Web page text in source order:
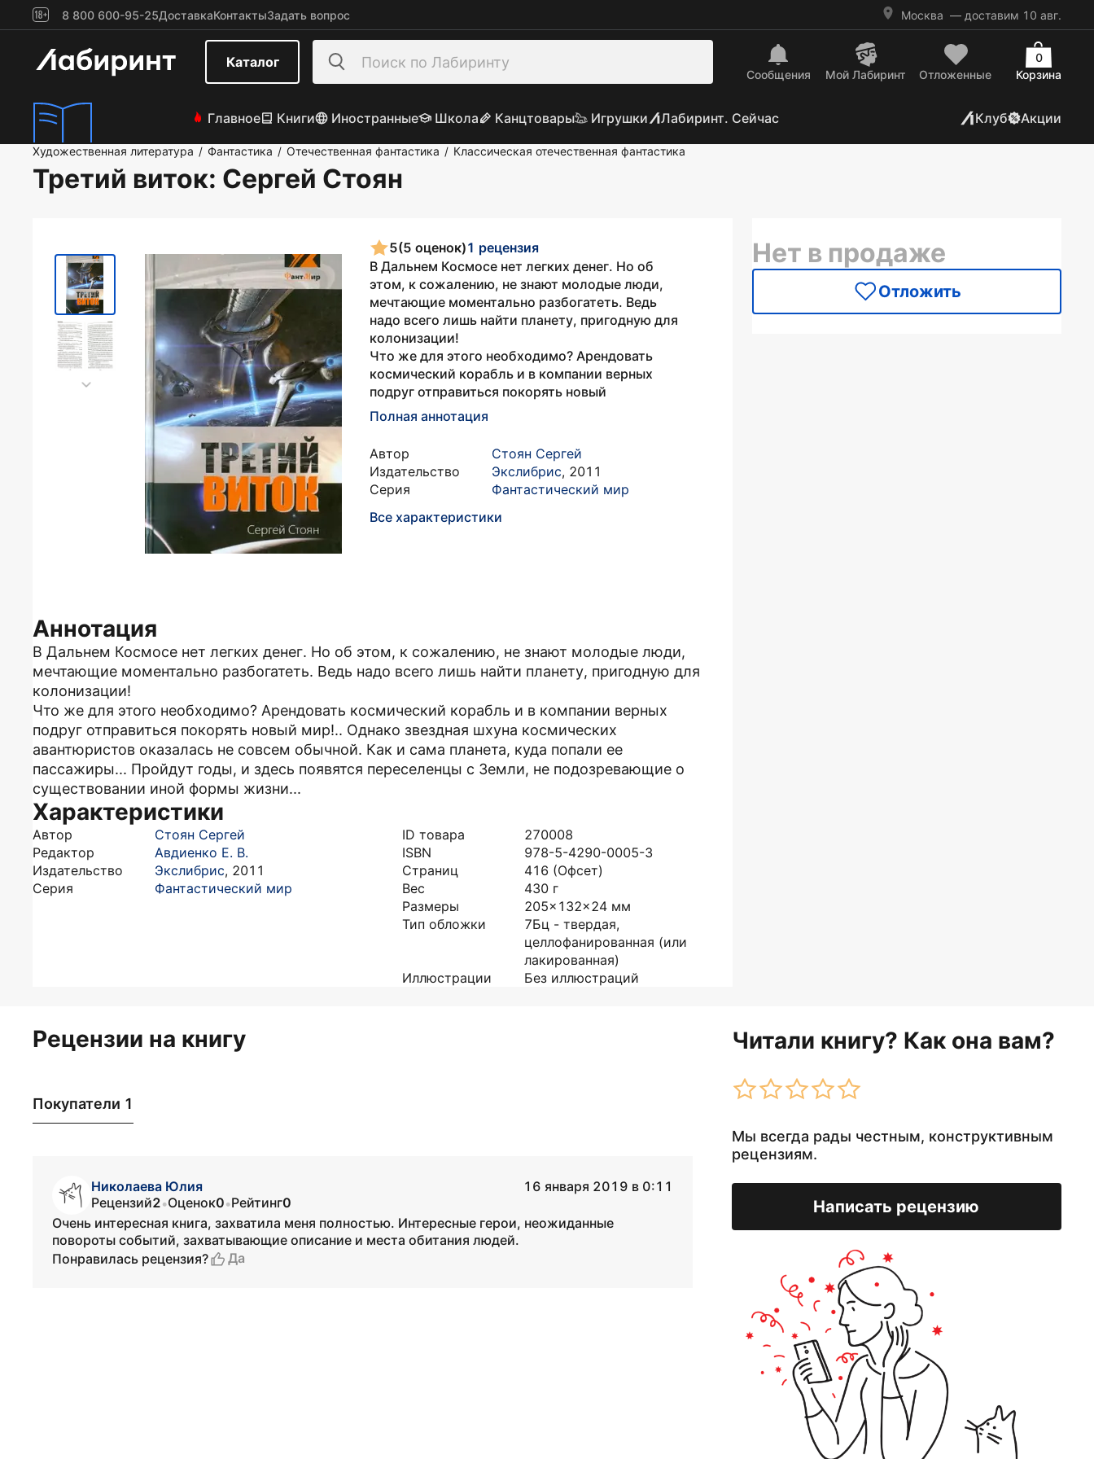
8 800 600-95-25ДоставкаКонтактыЗадать вопрос Москва — доставим 10 авг.
Каталог
Сообщения Mой Лабиринт Отложенные Корзина
0
Главное Книги Иностранные Школа Канцтовары Игрушки Лабиринт. Сейчас Клуб Акции
Художественная литература / Фантастика / Отечественная фантастика / Классическая отечественная фантастика
Третий виток: Сергей Стоян
5(5 оценок)1 рецензия
В Дальнем Космосе нет легких денег. Но об
этом, к сожалению, не знают молодые люди,
мечтающие моментально разбогатеть. Ведь
надо всего лишь найти планету, пригодную для
колонизации!
Что же для этого необходимо? Арендовать
космический корабль и в компании верных
подруг отправиться покорять новый
Полная аннотация
Автор
Стоян Сергей
Издательство
Экслибрис, 2011
Серия
Фантастический мир
Все характеристики
Аннотация
В Дальнем Космосе нет легких денег. Но об этом, к сожалению, не знают молодые люди,
мечтающие моментально разбогатеть. Ведь надо всего лишь найти планету, пригодную для
колонизации!
Что же для этого необходимо? Арендовать космический корабль и в компании верных
подруг отправиться покорять новый мир!.. Однако звездная шхуна космических
авантюристов оказалась не совсем обычной. Как и сама планета, куда попали ее
пассажиры... Пройдут годы, и здесь появятся переселенцы с Земли, не подозревающие о
существовании иной формы жизни...
Характеристики
Автор
Стоян Сергей
Редактор
Авдиенко Е. В.
Издательство
Экслибрис, 2011
Серия
Фантастический мир
ID товара
270008
ISBN
978-5-4290-0005-3
Страниц
416 (Офсет)
Вес
430 г
Размеры
205x132x24 мм
Тип обложки
7Бц - твердая,
целлофанированная (или
лакированная)
Иллюстрации
Без иллюстраций
Нет в продаже
Отложить
Рецензии на книгу Читали книгу? Как она вам?
Мы всегда рады честным, конструктивным
рецензиям.
Написать рецензию
Покупатели 1
Николаева Юлия
16 января 2019 в 0:11
Рецензий2•Оценок0•Рейтинг0
Очень интересная книга, захватила меня полностью. Интересные герои, неожиданные
повороты событий, захватывающие описание и места обитания людей.
Понравилась рецензия?
Да